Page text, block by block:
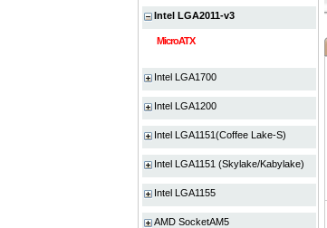
Intel LGA2011-v3
MicroATX
Intel LGA1700
Intel LGA1200
Intel LGA1151(Coffee Lake-S)
Intel LGA1151 (Skylake/Kabylake)
Intel LGA1155
AMD SocketAM5